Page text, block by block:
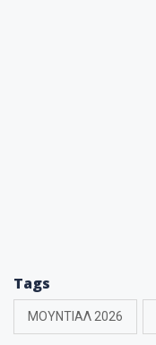
Tags
ΜΟΥΝΤΙΑΛ 2026